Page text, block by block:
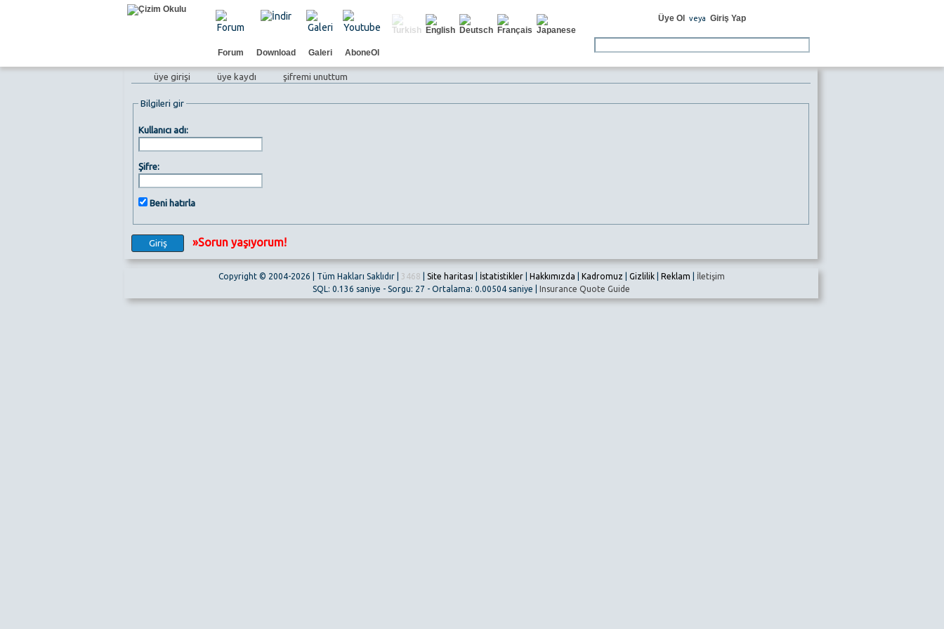
Forum Download Galeri AboneOl
Üye Ol veya Giriş Yap
üye girişi üye kaydı şifremi unuttum
Bilgileri gir
Kullanıcı adı:
Şifre:
Beni hatırla
»Sorun yaşıyorum!
Copyright © 2004-2026 | Tüm Hakları Saklıdır | 3468 Site haritası İstatistikler| Hakkımızda Kadromuz Gizlilik| Reklam
İletişim
SQL: 0.136 saniye - Sorgu: 27 - Ortalama: 0.00504 saniye |
Insurance Quote Guide